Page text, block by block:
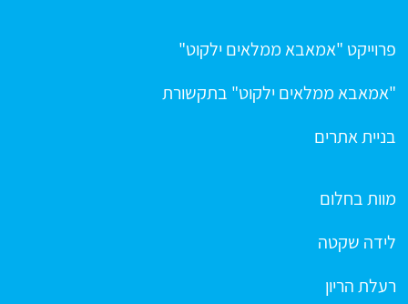
פרוייקט "אמאבא ממלאים ילקוט"
"אמאבא ממלאים ילקוט" בתקשורת
בניית אתרים
מוות בחלום
לידה שקטה
רעלת הריון